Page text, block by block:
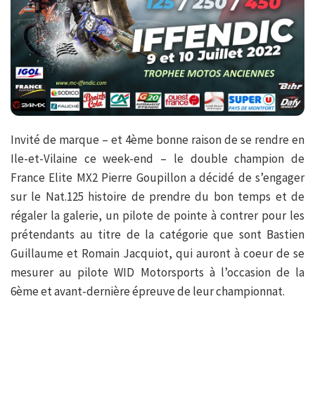
Invité de marque – et 4ème bonne raison de se rendre en
Ile-et-Vilaine ce week-end – le double champion de
France Elite MX2 Pierre Goupillon a décidé de s’engager
sur le Nat.125 histoire de prendre du bon temps et de
régaler la galerie, un pilote de pointe à contrer pour les
prétendants au titre de la catégorie que sont Bastien
Guillaume et Romain Jacquiot, qui auront à coeur de se
mesurer au pilote WID Motorsports à l’occasion de la
6ème et avant-dernière épreuve de leur championnat.